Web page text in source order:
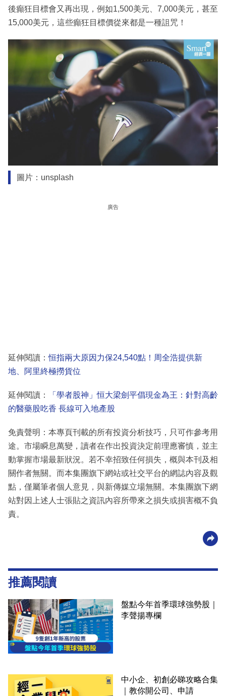
後癲狂目標會又再出現，例如1,500美元、7,000美元，甚至
15,000美元，這些癲狂目標價從來都是一種詛咒！
圖片：unsplash
廣告
延伸閱讀：恒指兩大原因力保24,540點！周全浩提供新
地、阿里終極撈貨位
延伸閱讀：
「學者股神」恒大梁劍平倡現金為王：針對高齡
的醫藥股吃香 長線可入地產股
免責聲明：本專頁刊載的所有投資分析技巧，只可作參考用
途。市場瞬息萬變，讀者在作出投資決定前理應審慎，並主
動掌握市場最新狀況。若不幸招致任何損失，概與本刊及相
關作者無關。而本集團旗下網站或社交平台的網誌內容及觀
點，僅屬筆者個人意見，與新傳媒立場無關。本集團旗下網
站對因上述人士張貼之資訊內容所帶來之損失或損害概不負
責。
推薦閱讀
盤點今年首季環球強勢股｜
李聲揚專欄
中小企、初創必睇攻略合集
｜教你開公司、申請